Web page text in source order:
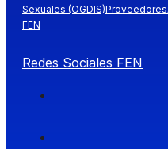
Sexuales (OGDIS)
FEN
Redes Sociales FEN